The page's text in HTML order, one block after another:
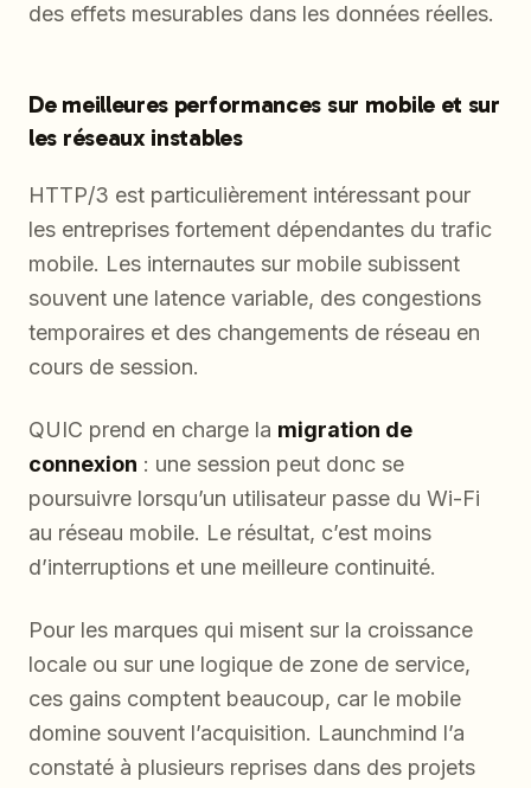
des effets mesurables dans les données réelles.
De meilleures performances sur mobile et sur
les réseaux instables
HTTP/3 est particulièrement intéressant pour
les entreprises fortement dépendantes du trafic
mobile. Les internautes sur mobile subissent
souvent une latence variable, des congestions
temporaires et des changements de réseau en
cours de session.
QUIC prend en charge la migration de
connexion : une session peut donc se
poursuivre lorsqu’un utilisateur passe du Wi-Fi
au réseau mobile. Le résultat, c’est moins
d’interruptions et une meilleure continuité.
Pour les marques qui misent sur la croissance
locale ou sur une logique de zone de service,
ces gains comptent beaucoup, car le mobile
domine souvent l’acquisition. Launchmind l’a
constaté à plusieurs reprises dans des projets